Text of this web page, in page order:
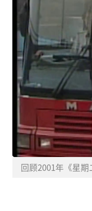
回顾2001年《星